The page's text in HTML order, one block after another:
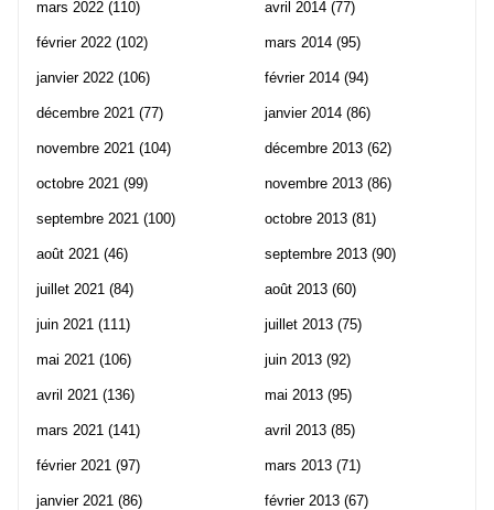
mars 2022 (110)
février 2022 (102)
janvier 2022 (106)
décembre 2021 (77)
novembre 2021 (104)
octobre 2021 (99)
septembre 2021 (100)
août 2021 (46)
juillet 2021 (84)
juin 2021 (111)
mai 2021 (106)
avril 2021 (136)
mars 2021 (141)
février 2021 (97)
janvier 2021 (86)
avril 2014 (77)
mars 2014 (95)
février 2014 (94)
janvier 2014 (86)
décembre 2013 (62)
novembre 2013 (86)
octobre 2013 (81)
septembre 2013 (90)
août 2013 (60)
juillet 2013 (75)
juin 2013 (92)
mai 2013 (95)
avril 2013 (85)
mars 2013 (71)
février 2013 (67)